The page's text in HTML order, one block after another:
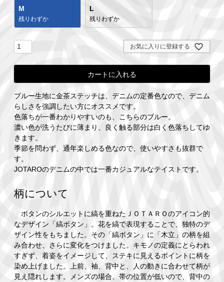
M
残りわずか
L
残りわずか
お気に入りに登録する
カートに入れる
ブルー生地に金茶ステッチは、デニムの定番色なので、デニム
らしさを強調したい方にオススメです。
色落ちが一番わかりやすいのも、こちらのブルー。
濃い色が洗うたびに薄まり、良く触る部分は白く色落ちしてゆ
きます。
季節を問わず、通年楽しめる色なので、使いやすさも抜群で
す。
JOTAROのデニムの中では一番カジュアルなテイストです。
柄について
ボタンのシルエットに縞を重ねたＪＯＴＡＲＯのアイコン的
なデザイン「縞ボタン」。花を縞で表現することで、独特のデ
ザイン性をもちました。その「縞ボタン」に「木立」の柄を組
み合わせ、さらに変化をつけました。キモノの定義にとらわれ
すぎず、着姿をイメージして、ステキに見えるポイントに柄を
染め上げました。上前、袖、背中と、人の動きに合わせて柄が
見え隠れします。メンズの場合、帯の位置が低いので、背中の